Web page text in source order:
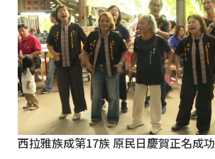
西拉雅族成第17族 原民日慶賀正名成功